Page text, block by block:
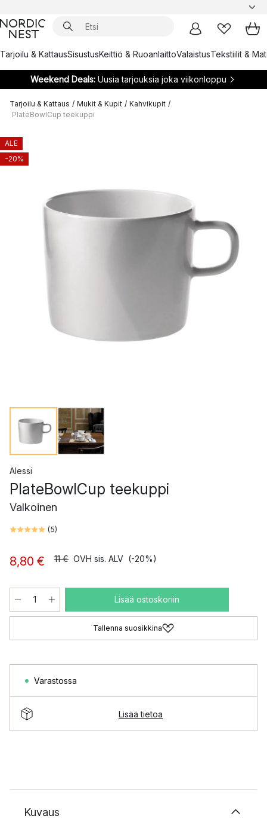
Tarjoilu & KattausSisustusKeittiö & RuoanlaittoValaistusTekstiilit &
Weekend Deals:Uusia tarjouksia joka viikonloppu
Tarjoilu & Kattaus / Mukit & Kupit / Kahvikupit /
PlateBowlCup teekuppi
ALE
-20%
Alessi
PlateBowlCup teekuppi
Valkoinen
(5)
8,80 € 11 € OVH sis. ALV (-20%)
Lisää ostoskoriin
Tallenna suosikkina
Varastossa
Lisää tietoa
Kuvaus